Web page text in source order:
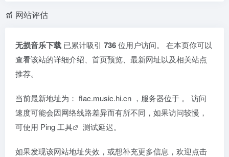
网站评估
无损音乐下载 已累计吸引 736位用户访问。 在本页你可以
查看该站的详细介绍、首页预览、最新网址以及相关站点
推荐。
当前最新地址为： flac.music.hi.cn ，服务器位于 。 访问
速度可能会因网络线路差异而有所不同，如果访问较慢，
可使用 Ping 工具 测试延迟。
如果发现该网站地址失效，或想补充更多信息，欢迎点击